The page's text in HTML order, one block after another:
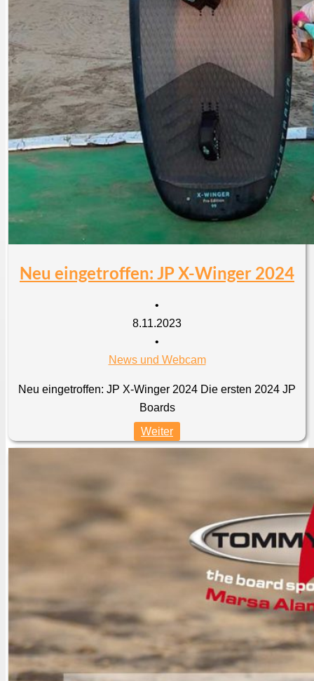
Neu eingetroffen: JP X-Winger 2024
•
8.11.2023
•
News und Webcam
Neu eingetroffen: JP X-Winger 2024 Die ersten 2024 JP
Boards
Weiter